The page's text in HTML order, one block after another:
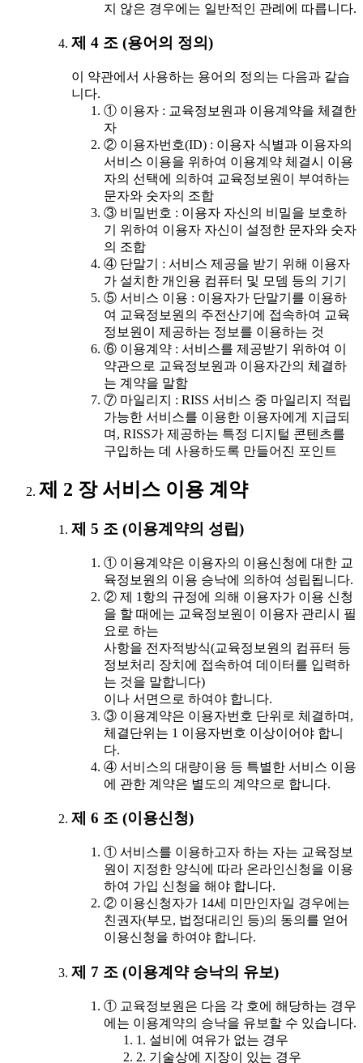
지 않은 경우에는 일반적인 관례에 따릅니다.
제 4 조 (용어의 정의)
이 약관에서 사용하는 용어의 정의는 다음과 같습
니다.
① 이용자 : 교육정보원과 이용계약을 체결한
자
② 이용자번호(ID) : 이용자 식별과 이용자의
서비스 이용을 위하여 이용계약 체결시 이용
자의 선택에 의하여 교육정보원이 부여하는
문자와 숫자의 조합
③ 비밀번호 : 이용자 자신의 비밀을 보호하
기 위하여 이용자 자신이 설정한 문자와 숫자
의 조합
④ 단말기 : 서비스 제공을 받기 위해 이용자
가 설치한 개인용 컴퓨터 및 모뎀 등의 기기
⑤ 서비스 이용 : 이용자가 단말기를 이용하
여 교육정보원의 주전산기에 접속하여 교육
정보원이 제공하는 정보를 이용하는 것
⑥ 이용계약 : 서비스를 제공받기 위하여 이
약관으로 교육정보원과 이용자간의 체결하
는 계약을 말함
⑦ 마일리지 : RISS 서비스 중 마일리지 적립
가능한 서비스를 이용한 이용자에게 지급되
며, RISS가 제공하는 특정 디지털 콘텐츠를
구입하는 데 사용하도록 만들어진 포인트
제 2 장 서비스 이용 계약
제 5 조 (이용계약의 성립)
① 이용계약은 이용자의 이용신청에 대한 교
육정보원의 이용 승낙에 의하여 성립됩니다.
② 제 1항의 규정에 의해 이용자가 이용 신청
을 할 때에는 교육정보원이 이용자 관리시 필
요로 하는
사항을 전자적방식(교육정보원의 컴퓨터 등
정보처리 장치에 접속하여 데이터를 입력하
는 것을 말합니다)
이나 서면으로 하여야 합니다.
③ 이용계약은 이용자번호 단위로 체결하며,
체결단위는 1 이용자번호 이상이어야 합니
다.
④ 서비스의 대량이용 등 특별한 서비스 이용
에 관한 계약은 별도의 계약으로 합니다.
제 6 조 (이용신청)
① 서비스를 이용하고자 하는 자는 교육정보
원이 지정한 양식에 따라 온라인신청을 이용
하여 가입 신청을 해야 합니다.
② 이용신청자가 14세 미만인자일 경우에는
친권자(부모, 법정대리인 등)의 동의를 얻어
이용신청을 하여야 합니다.
제 7 조 (이용계약 승낙의 유보)
① 교육정보원은 다음 각 호에 해당하는 경우
에는 이용계약의 승낙을 유보할 수 있습니다.
1. 설비에 여유가 없는 경우
2. 기술상에 지장이 있는 경우